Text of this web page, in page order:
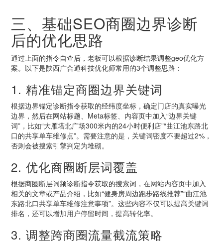
三、基础SEO商圈边界诊断
后的优化思路
通过上面的指令自查后，老板可以根据诊断结果调整geo优化方
案。以下是陕西广合通科技优化师常用的3个调整思路：
1. 精准锚定商圈边界关键词
根据边界锚定诊断指令获取的经纬度坐标，确定门店的真实曝光
边界，然后在网站标题、Meta标签、内容页中加入“边界关键
词”，比如“大雁塔北广场300米内的24小时便利店”“曲江池东路北
口的共享单车维修点”。需要注意的是，关键词密度不要超过2%，
否则会被搜索引擎判定为堆砌。
2. 优化商圈断层词覆盖
根据商圈断层词频诊断指令获取的搜索词，在网站内容页中加入
相关的文章或产品介绍，比如“健身房周边跑步路线推荐”“曲江池
东路北口共享单车维修注意事项”。这些内容不仅可以提高关键词
排名，还可以增加用户停留时间，提高转化率。
3. 调整跨商圈流量截流策略